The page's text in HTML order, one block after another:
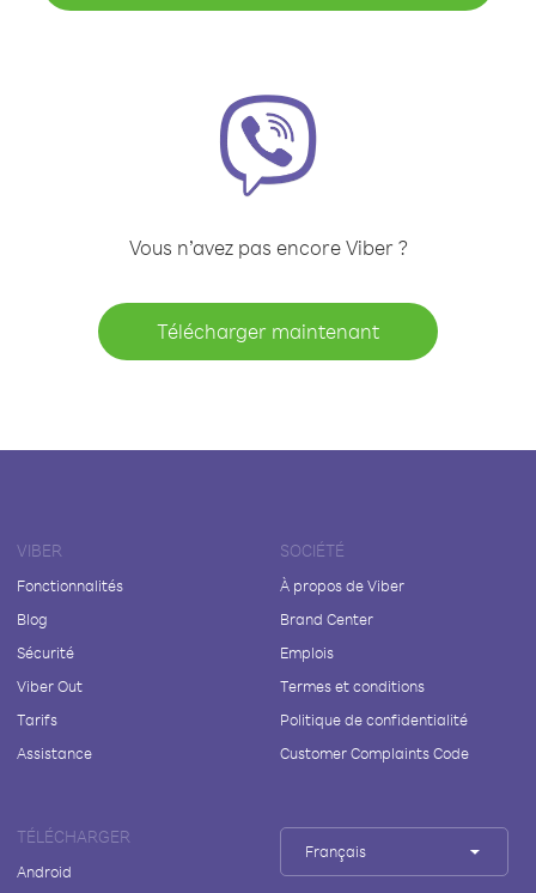
Vous n’avez pas encore Viber ?
Télécharger maintenant
VIBER
Fonctionnalités
Blog
Sécurité
Viber Out
Tarifs
Assistance
SOCIÉTÉ
À propos de Viber
Brand Center
Emplois
Termes et conditions
Politique de confidentialité
Customer Complaints Code
TÉLÉCHARGER
Android
Français